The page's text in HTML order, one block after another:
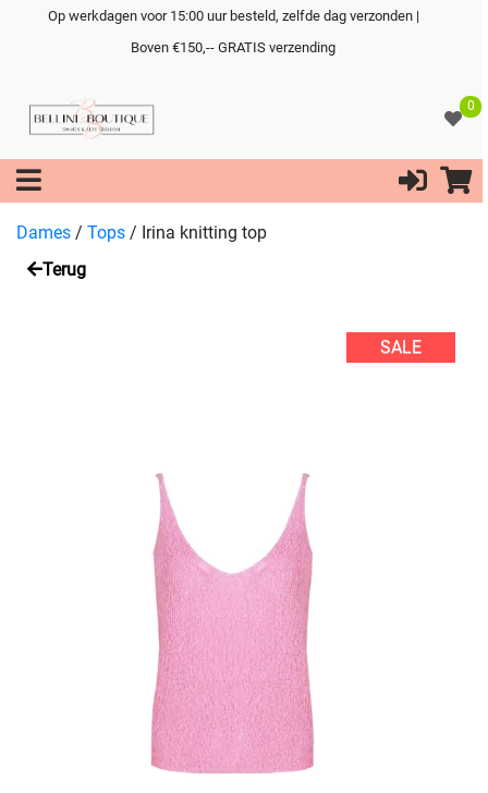
Op werkdagen voor 15:00 uur besteld, zelfde dag verzonden |
Boven €150,-- GRATIS verzending
0
Dames / Tops / Irina knitting top
Terug
SALE